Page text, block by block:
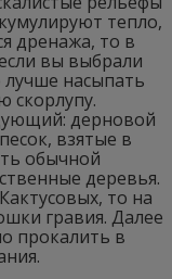
тепло,
дренажа, то в
вы выбрали
лучше насыпать
скорлупу.
дерновой
взятые в
обычной
деревья.
то на
гравия. Далее
прокалить в